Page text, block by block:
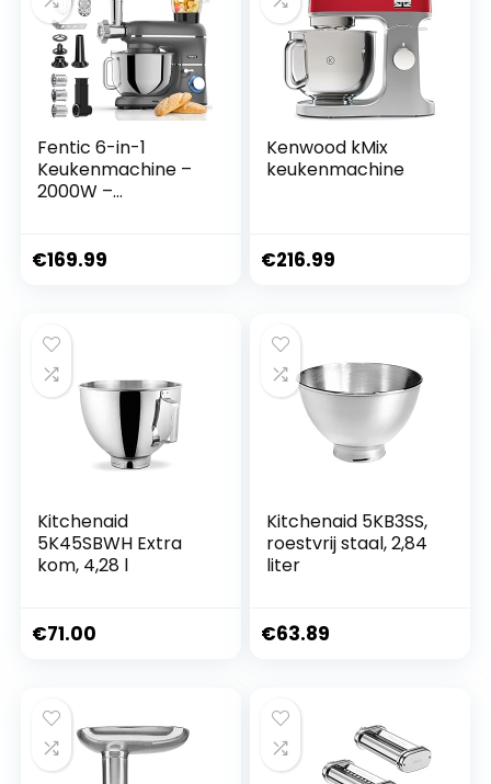
Fentic 6-in-1
Keukenmachine –
2000W –
6,2L Mengkom –
€169.99
Kenwood kMix
keukenmachine
€216.99
Kitchenaid
5K45SBWH Extra
kom, 4,28 l
€71.00
Kitchenaid 5KB3SS,
roestvrij staal, 2,84
liter
€63.89